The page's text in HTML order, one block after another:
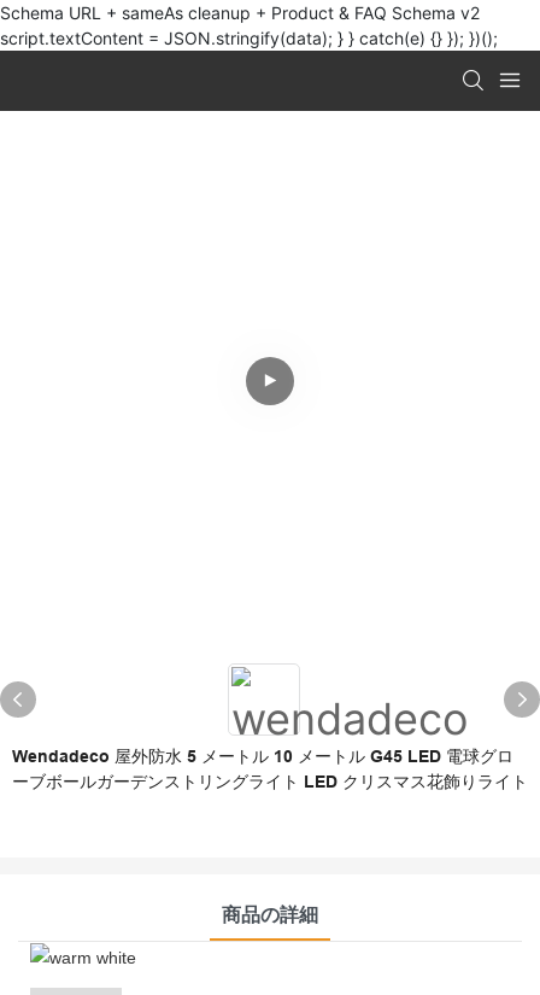
Schema URL + sameAs cleanup + Product & FAQ Schema v2
script.textContent = JSON.stringify(data); } } catch(e) {} }); })();
Wendadeco 屋外防水 5 メートル 10 メートル G45 LED 電球グロ
ーブボールガーデンストリングライト LED クリスマス花飾りライト
商品の詳細